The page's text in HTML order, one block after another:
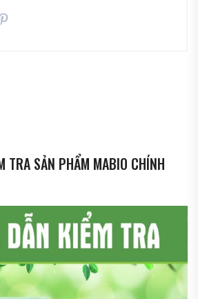
TRA SẢN PHẨM MABIO CHÍNH